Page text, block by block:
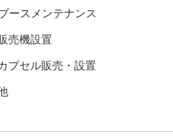
ースメンテナンス
売機設置
プセル販売・設置